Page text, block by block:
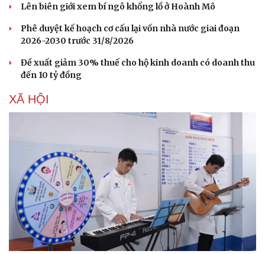
Lên biên giới xem bí ngô khổng lồ ở Hoành Mô
Phê duyệt kế hoạch cơ cấu lại vốn nhà nước giai đoạn
2026-2030 trước 31/8/2026
Đề xuất giảm 30% thuế cho hộ kinh doanh có doanh thu
đến 10 tỷ đồng
XÃ HỘI